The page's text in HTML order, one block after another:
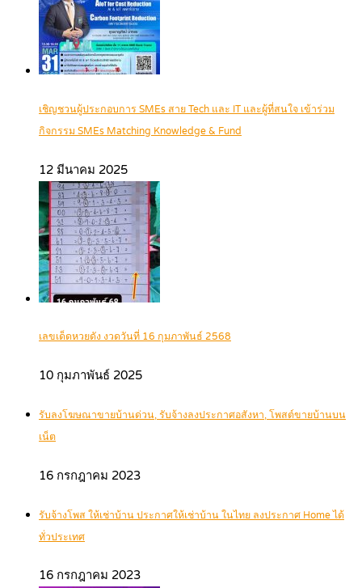
เชิญชวนผู้ประกอบการ SMEs สาย Tech และ IT และผู้ที่สนใจ เข้าร่วม
กิจกรรม SMEs Matching Knowledge & Fund
12 มีนาคม 2025
เลขเด็ดหวยดัง งวดวันที่ 16 กุมภาพันธ์ 2568
10 กุมภาพันธ์ 2025
รับลงโฆษณาขายบ้านด่วน, รับจ้างลงประกาศอสังหา, โพสต์ขายบ้านบน
เน็ต
16 กรกฎาคม 2023
รับจ้างโพส ให้เช่าบ้าน ประกาศให้เช่าบ้าน ในไทย ลงประกาศ Home ได้
ทั่วประเทศ
16 กรกฎาคม 2023